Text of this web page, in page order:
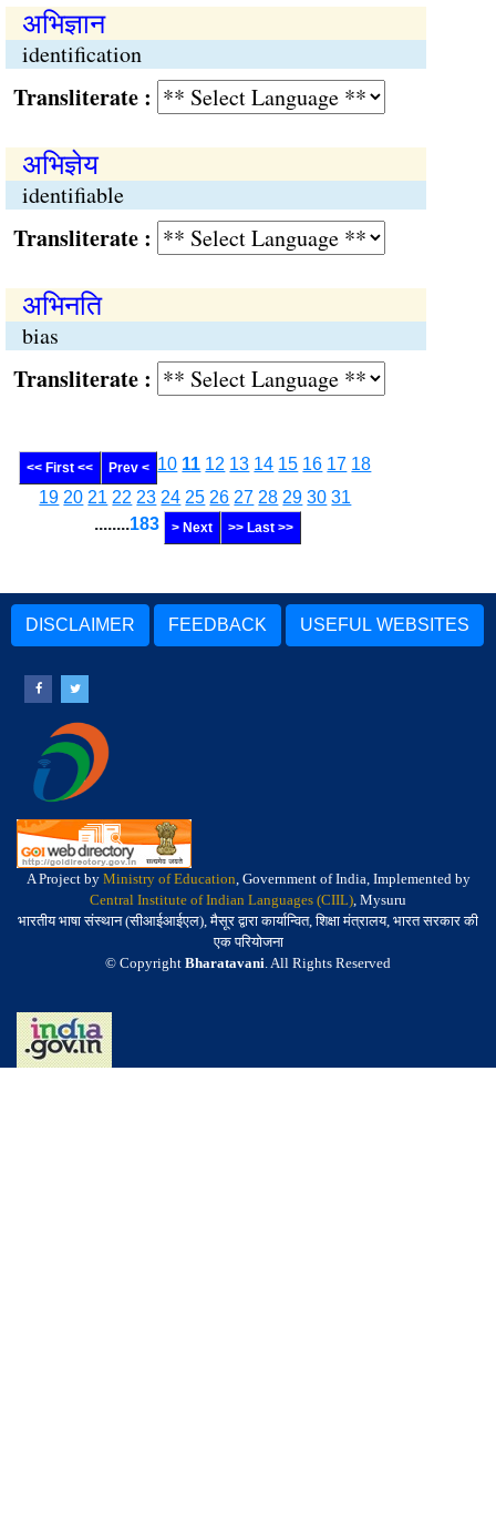
अभिज्ञान
identification
:
अभिज्ञेय
identifiable
:
अभिनति
bias
:
<< First << Prev < 10 11 12 13 14 15 16 17 18
19 20 21 22 23 24 25 26 27 28 29 30 31
........183 > Next >> Last >>
DISCLAIMER FEEDBACK USEFUL WEBSITES
A Project by Ministry of Education, Government of India, Implemented by
Central Institute of Indian Languages (CIIL), Mysuru
भारतीय भाषा संस्थान (सीआईआईएल), मैसूर द्वारा कार्यान्वित, शिक्षा मंत्रालय, भारत सरकार की
एक परियोजना
© Copyright Bharatavani. All Rights Reserved